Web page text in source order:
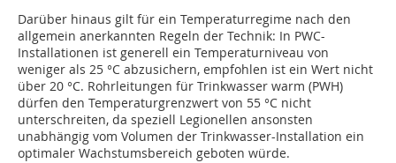
Darüber hinaus gilt für ein Temperaturregime nach den
allgemein anerkannten Regeln der Technik: In PWC-
Installationen ist generell ein Temperaturniveau von
weniger als 25 °C abzusichern, empfohlen ist ein Wert nicht
über 20 °C. Rohrleitungen für Trinkwasser warm (PWH)
dürfen den Temperaturgrenzwert von 55 °C nicht
unterschreiten, da speziell Legionellen ansonsten
unabhängig vom Volumen der Trinkwasser-Installation ein
optimaler Wachstumsbereich geboten würde.